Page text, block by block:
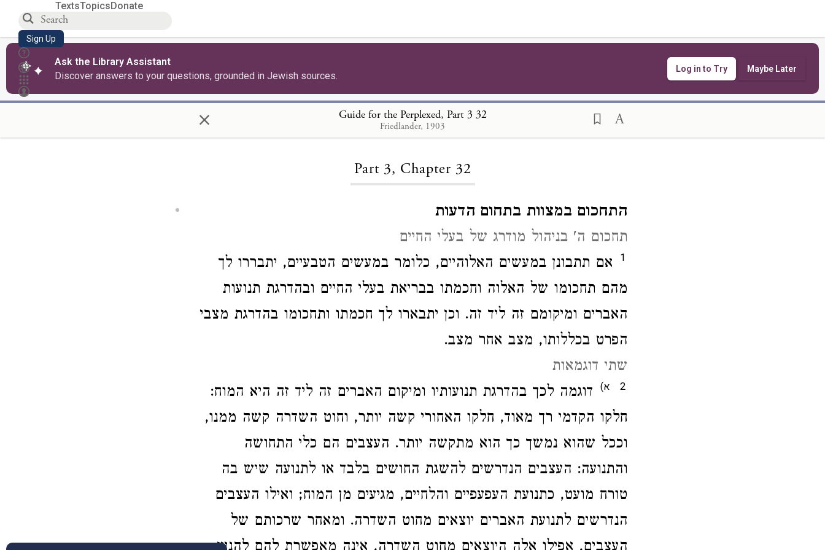
TextsTopicsDonate
Sign Up
Ask the Library Assistant
Discover answers to your questions, grounded in Jewish sources.
Log in to Try Maybe Later
× Guide for the Perplexed, Part 3 32
Friedlander, 1903
Loading...
Part 3, Chapter 32
התחכום במצוות בתחום הדעות
תחכום ה' בניהול מודרג של בעלי החיים
1 אם תתבונן במעשים האלוהיים, כלומר במעשים הטבעיים, יתבררו לך
מהם תחכומו של האלוה וחכמתו בבריאת בעלי החיים ובהדרגת תנועות
האברים ומיקומם זה ליד זה. וכן יתבארו לך חכמתו ותחכומו בהדרגת מצבי
הפרט בכללותו, מצב אחר מצב.
שתי דוגמאות
2 א) דוגמה לכך בהדרגת תנועותיו ומיקום האברים זה ליד זה היא המוח:
חלקו הקדמי רך מאוד, חלקו האחורי קשה יותר, וחוט השדרה קשה ממנו,
וככל שהוא נמשך כך הוא מתקשה יותר. העצבים הם כלי התחושה
והתנועה: העצבים הנדרשים להשגת החושים בלבד או לתנועה שיש בה
טורח מועט, כתנועת העפעפיים והלחיים, מגיעים מן המוח; ואילו העצבים
הנדרשים לתנועת האברים יוצאים מחוט השדרה. ומאחר שרכותם של